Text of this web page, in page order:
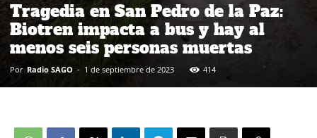
Tragedia en San Pedro de la Paz:
Biotren impacta a bus y hay al
menos seis personas muertas
Por Radio SAGO - 1 de septiembre de 2023 414